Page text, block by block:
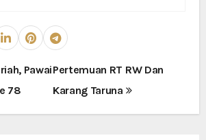
Pawai
78
Pertemuan RT RW Dan
Karang Taruna